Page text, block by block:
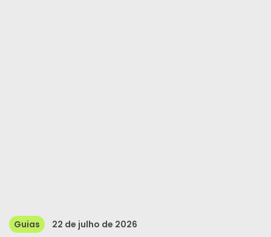
Guias 22 de julho de 2026